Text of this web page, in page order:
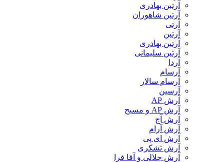
آرتبن بهادری
آرتين شاهوران
آرتی
آرتین
آرتین بهادری
آرتین سلیمانی
آردا
آرسام
آرسام سالار
آرسین
آرش AP
آرش AP و مسیح
آرش آج
آرش آرام
آرش ای پی
آرش تشکری
آرش جلالی و آقا فرا